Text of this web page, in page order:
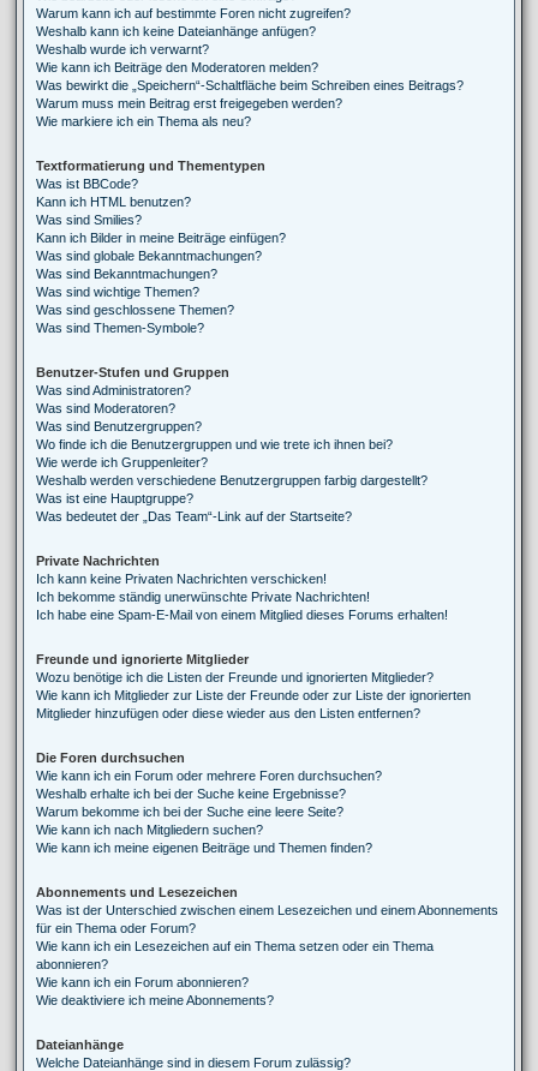
Warum kann ich auf bestimmte Foren nicht zugreifen?
Weshalb kann ich keine Dateianhänge anfügen?
Weshalb wurde ich verwarnt?
Wie kann ich Beiträge den Moderatoren melden?
Was bewirkt die „Speichern“-Schaltfläche beim Schreiben eines Beitrags?
Warum muss mein Beitrag erst freigegeben werden?
Wie markiere ich ein Thema als neu?
Textformatierung und Thementypen
Was ist BBCode?
Kann ich HTML benutzen?
Was sind Smilies?
Kann ich Bilder in meine Beiträge einfügen?
Was sind globale Bekanntmachungen?
Was sind Bekanntmachungen?
Was sind wichtige Themen?
Was sind geschlossene Themen?
Was sind Themen-Symbole?
Benutzer-Stufen und Gruppen
Was sind Administratoren?
Was sind Moderatoren?
Was sind Benutzergruppen?
Wo finde ich die Benutzergruppen und wie trete ich ihnen bei?
Wie werde ich Gruppenleiter?
Weshalb werden verschiedene Benutzergruppen farbig dargestellt?
Was ist eine Hauptgruppe?
Was bedeutet der „Das Team“-Link auf der Startseite?
Private Nachrichten
Ich kann keine Privaten Nachrichten verschicken!
Ich bekomme ständig unerwünschte Private Nachrichten!
Ich habe eine Spam-E-Mail von einem Mitglied dieses Forums erhalten!
Freunde und ignorierte Mitglieder
Wozu benötige ich die Listen der Freunde und ignorierten Mitglieder?
Wie kann ich Mitglieder zur Liste der Freunde oder zur Liste der ignorierten
Mitglieder hinzufügen oder diese wieder aus den Listen entfernen?
Die Foren durchsuchen
Wie kann ich ein Forum oder mehrere Foren durchsuchen?
Weshalb erhalte ich bei der Suche keine Ergebnisse?
Warum bekomme ich bei der Suche eine leere Seite?
Wie kann ich nach Mitgliedern suchen?
Wie kann ich meine eigenen Beiträge und Themen finden?
Abonnements und Lesezeichen
Was ist der Unterschied zwischen einem Lesezeichen und einem Abonnements
für ein Thema oder Forum?
Wie kann ich ein Lesezeichen auf ein Thema setzen oder ein Thema
abonnieren?
Wie kann ich ein Forum abonnieren?
Wie deaktiviere ich meine Abonnements?
Dateianhänge
Welche Dateianhänge sind in diesem Forum zulässig?